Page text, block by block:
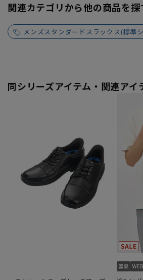
関連カテゴリから他の商品を探
メンズスタンダードスラックス(標準
同シリーズアイテム・関連アイ